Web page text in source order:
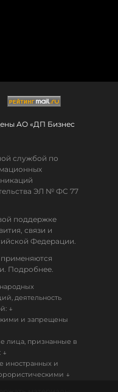
АО «ДП Бизнес
службой по
ЭЛ № ФС 77
поддержке
связи и
Федерации.
Подробнее.
деятельность
↓
и запрещены
лица, признанные в
↓
иностранных и
↓